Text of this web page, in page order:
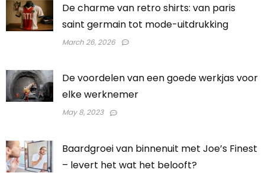
De charme van retro shirts: van paris
saint germain tot mode-uitdrukking
March 26, 2026
De voordelen van een goede werkjas voor
elke werknemer
May 8, 2023
Baardgroei van binnenuit met Joe’s Finest
– levert het wat het belooft?